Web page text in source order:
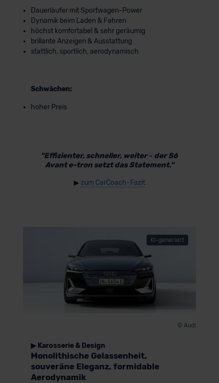
Dauerläufer mit Sportwagen-Power
Dynamik beim Laden & Fahren
höchst komfortabel & sehr geräumig
brillante Anzeigen & Ausstattung
stattlich, sportlich, aerodynamisch
Schwächen:
hoher Preis
"Effizienter, schneller, weiter – der S6
Avant e-tron setzt das Statement."
▶ zum CarCoach-Fazit
KI-generiert
© Audi
▶ Karosserie & Design
Monolithische Gelassenheit,
souveräne Eleganz, formidable
Aerodynamik